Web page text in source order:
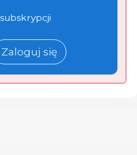
Zaloguj się